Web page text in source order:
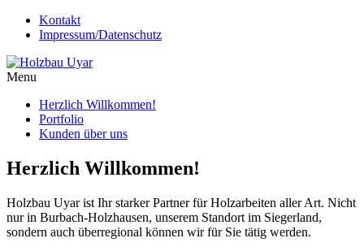
Kontakt
Impressum/Datenschutz
Menu
Herzlich Willkommen!
Portfolio
Kunden über uns
Herzlich Willkommen!
Holzbau Uyar ist Ihr starker Partner für Holzarbeiten aller Art. Nicht
nur in Burbach-Holzhausen, unserem Standort im Siegerland,
sondern auch überregional können wir für Sie tätig werden.